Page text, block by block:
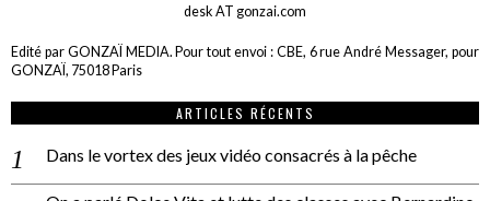
desk AT gonzai.com
Edité par GONZAÏ MEDIA. Pour tout envoi : CBE, 6 rue André Messager, pour
GONZAÏ, 75018 Paris
ARTICLES RÉCENTS
Dans le vortex des jeux vidéo consacrés à la pêche